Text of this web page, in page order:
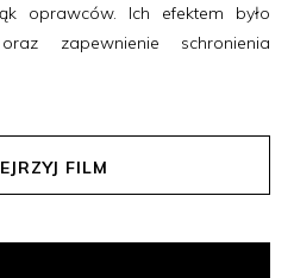
oprawców. Ich efektem było
zapewnienie schronienia
FILM